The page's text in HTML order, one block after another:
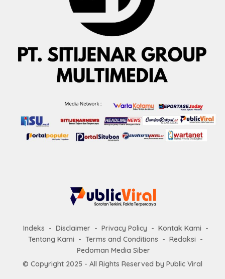
Indeks Disclaimer Privacy Policy
Kontak Kami
Tentang Kami
Terms and Conditions
Redaksi
Pedoman Media Siber
© Copyright 2025 - All Rights Reserved by Public Viral